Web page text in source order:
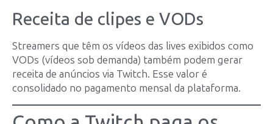
Receita de clipes e VODs
Streamers que têm os vídeos das lives exibidos como
VODs (vídeos sob demanda) também podem gerar
receita de anúncios via Twitch. Esse valor é
consolidado no pagamento mensal da plataforma.